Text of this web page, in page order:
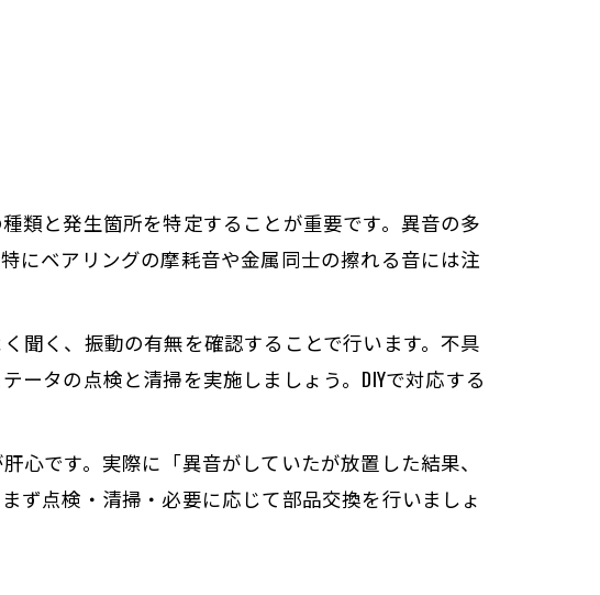
類と発生箇所を特定することが重要です。異音の多
にベアリングの摩耗音や金属同士の擦れる音には注
聞く、振動の有無を確認することで行います。不具
タの点検と清掃を実施しましょう。DIYで対応する
です。実際に「異音がしていたが放置した結果、
ず点検・清掃・必要に応じて部品交換を行いましょ